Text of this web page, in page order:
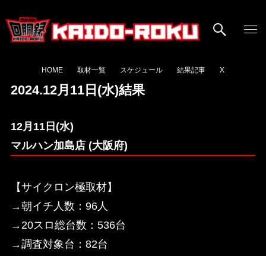
HOME 取材一覧 スケジュール 結果記事 X
2024.12月11日(水)結果
12月11日(水)
マルハン加島店 (大阪府)
【サイクロン極取材】
→朝イチ人数：96人
→20スロ総台数：536台
→調査対象台：82台